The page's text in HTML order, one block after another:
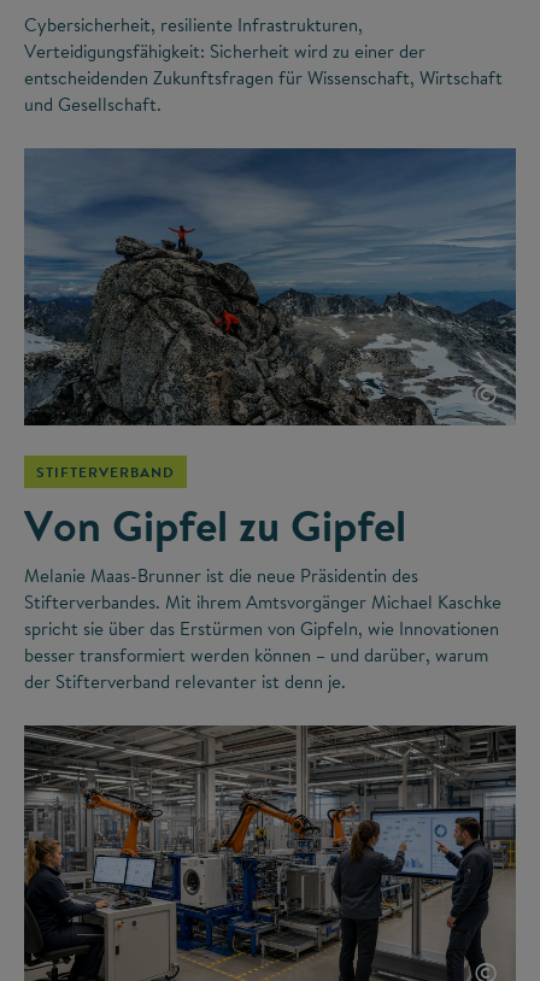
Cybersicherheit, resiliente Infrastrukturen,
Verteidigungsfähigkeit: Sicherheit wird zu einer der
entscheidenden Zukunftsfragen für Wissenschaft, Wirtschaft
und Gesellschaft.
©
STIFTERVERBAND
Von Gipfel zu Gipfel
Melanie Maas-Brunner ist die neue Präsidentin des
Stifterverbandes. Mit ihrem Amtsvorgänger Michael Kaschke
spricht sie über das Erstürmen von Gipfeln, wie Innovationen
besser transformiert werden können – und darüber, warum
der Stifterverband relevanter ist denn je.
©